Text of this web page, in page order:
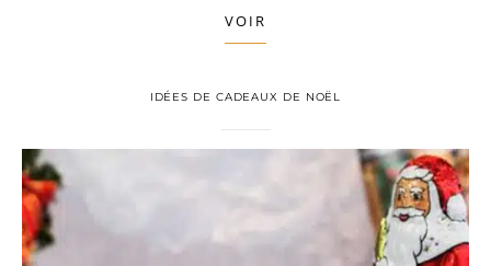
VOIR
IDÉES DE CADEAUX DE NOËL